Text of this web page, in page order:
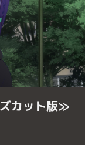
カット版≫